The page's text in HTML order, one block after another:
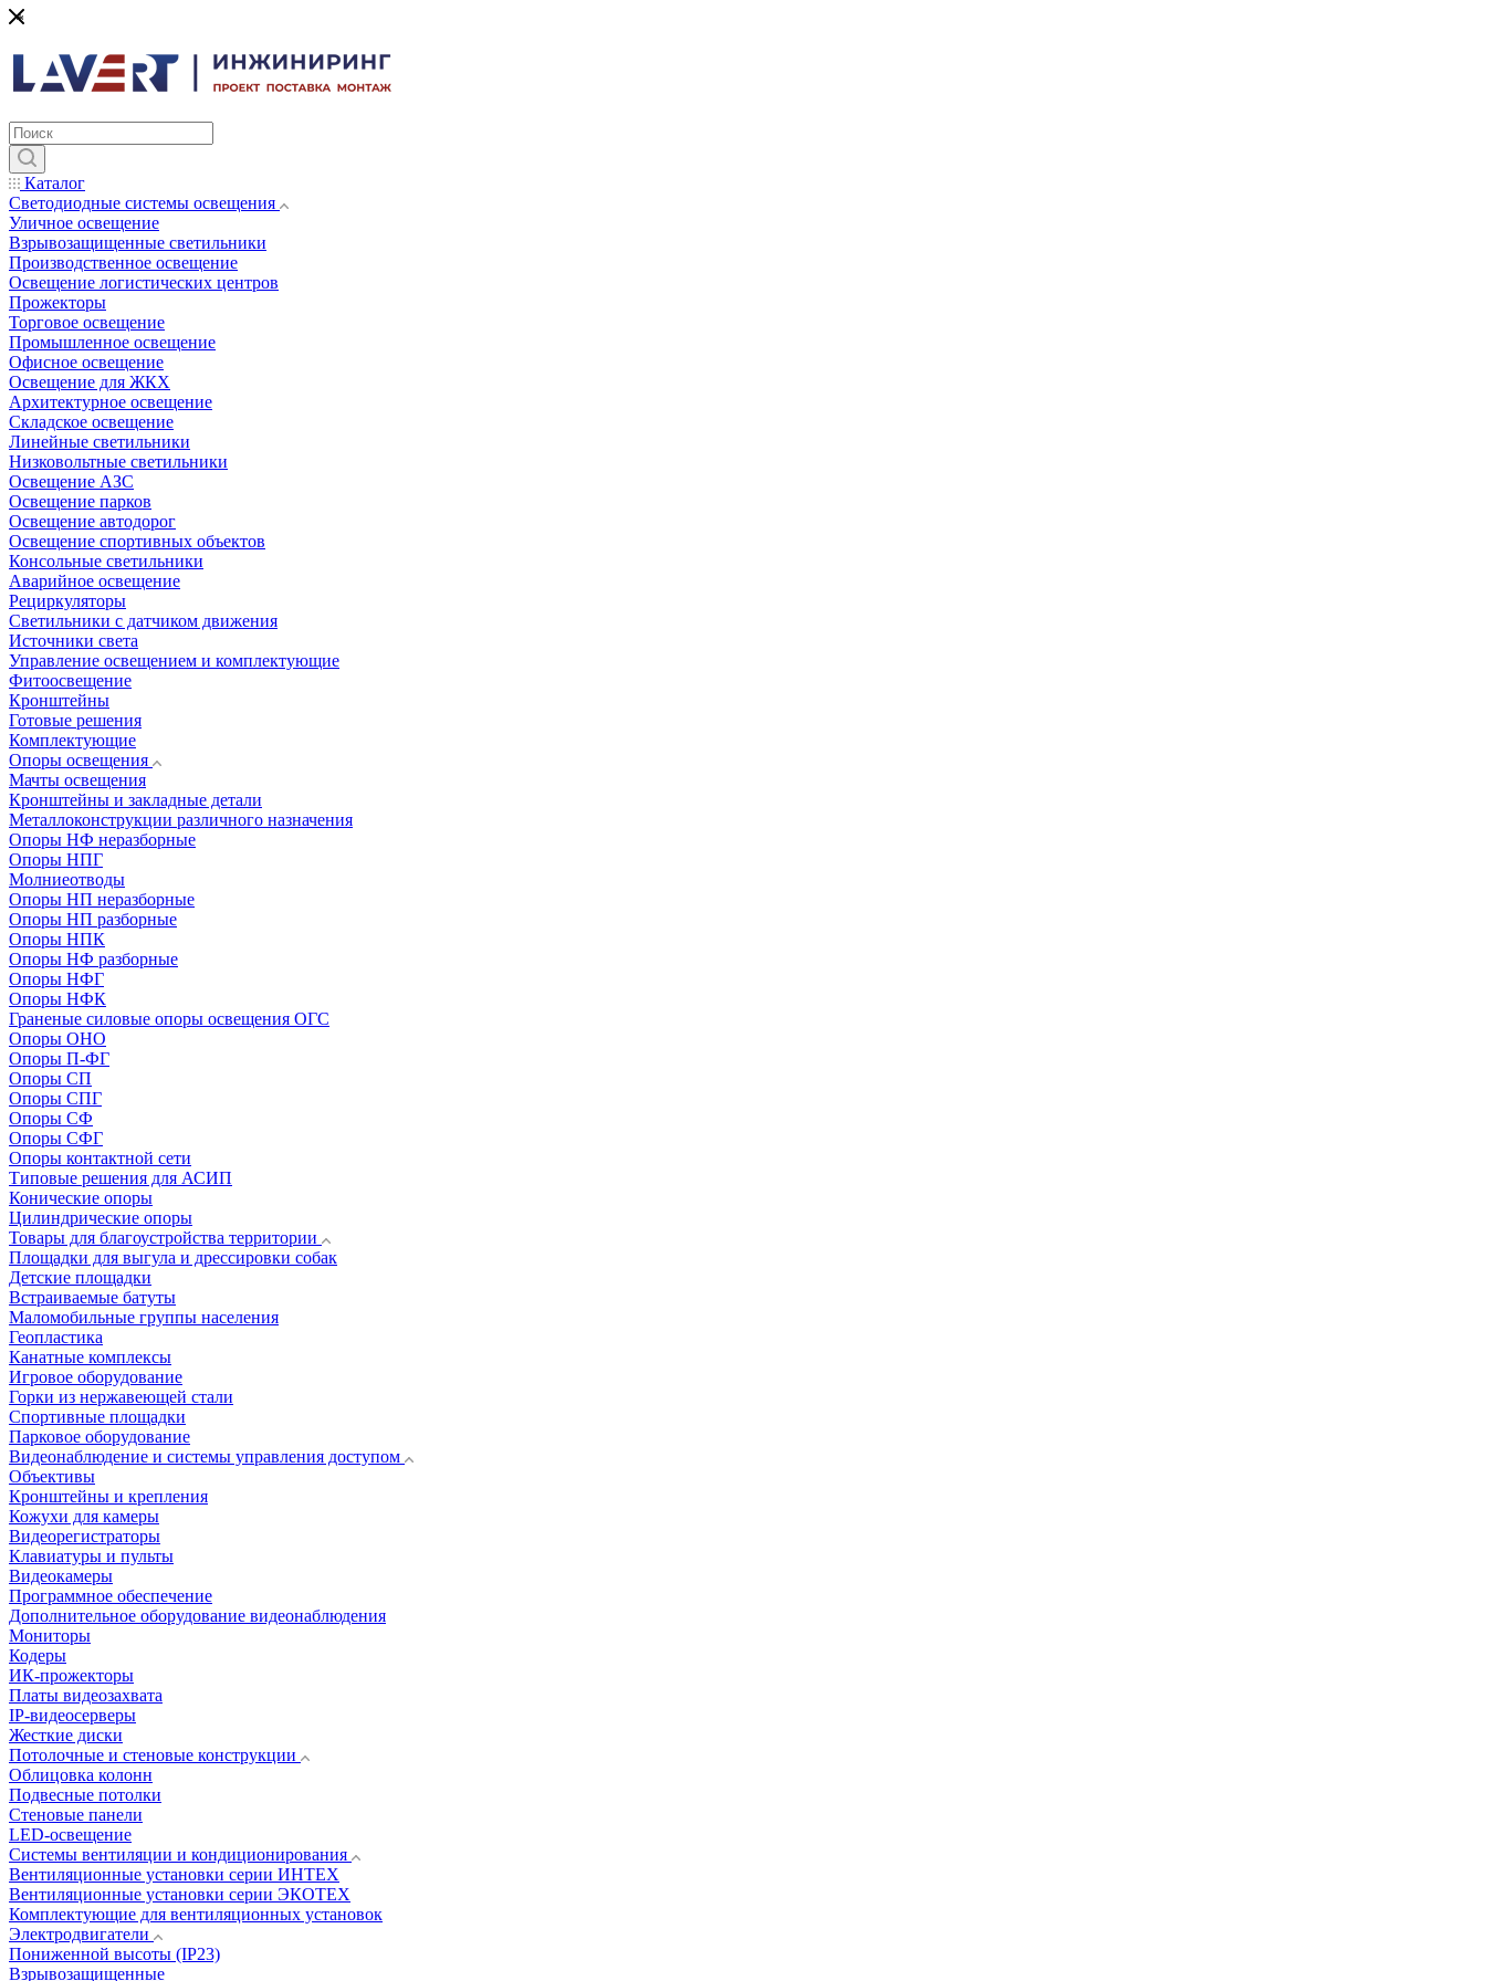
Каталог
Светодиодные системы освещения
Уличное освещение
Взрывозащищенные светильники
Производственное освещение
Освещение логистических центров
Прожекторы
Торговое освещение
Промышленное освещение
Офисное освещение
Освещение для ЖКХ
Архитектурное освещение
Складское освещение
Линейные светильники
Низковольтные светильники
Освещение АЗС
Освещение парков
Освещение автодорог
Освещение спортивных объектов
Консольные светильники
Аварийное освещение
Рециркуляторы
Светильники с датчиком движения
Источники света
Управление освещением и комплектующие
Фитоосвещение
Кронштейны
Готовые решения
Комплектующие
Опоры освещения
Мачты освещения
Кронштейны и закладные детали
Металлоконструкции различного назначения
Опоры НФ неразборные
Опоры НПГ
Молниеотводы
Опоры НП неразборные
Опоры НП разборные
Опоры НПК
Опоры НФ разборные
Опоры НФГ
Опоры НФК
Граненые силовые опоры освещения ОГС
Опоры ОНО
Опоры П-ФГ
Опоры СП
Опоры СПГ
Опоры СФ
Опоры СФГ
Опоры контактной сети
Типовые решения для АСИП
Конические опоры
Цилиндрические опоры
Товары для благоустройства территории
Площадки для выгула и дрессировки собак
Детские площадки
Встраиваемые батуты
Маломобильные группы населения
Геопластика
Канатные комплексы
Игровое оборудование
Горки из нержавеющей стали
Спортивные площадки
Парковое оборудование
Видеонаблюдение и системы управления доступом
Объективы
Кронштейны и крепления
Кожухи для камеры
Видеорегистраторы
Клавиатуры и пульты
Видеокамеры
Программное обеспечение
Дополнительное оборудование видеонаблюдения
Мониторы
Кодеры
ИК-прожекторы
Платы видеозахвата
IP-видеосерверы
Жесткие диски
Потолочные и стеновые конструкции
Облицовка колонн
Подвесные потолки
Стеновые панели
LED-освещение
Системы вентиляции и кондиционирования
Вентиляционные установки серии ИНТЕХ
Вентиляционные установки серии ЭКОТЕХ
Комплектующие для вентиляционных установок
Электродвигатели
Пониженной высоты (IP23)
Взрывозащищенные
*